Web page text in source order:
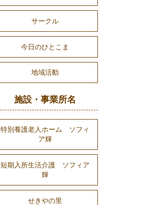
サークル
今日のひとこま
地域活動
施設・事業所名
特別養護老人ホーム ソフィ
ア輝
短期入所生活介護 ソフィア
輝
せきやの里